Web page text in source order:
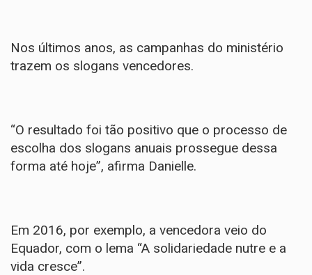
Nos últimos anos, as campanhas do ministério
trazem os slogans vencedores.
“O resultado foi tão positivo que o processo de
escolha dos slogans anuais prossegue dessa
forma até hoje”, afirma Danielle.
Em 2016, por exemplo, a vencedora veio do
Equador, com o lema “A solidariedade nutre e a
vida cresce”.